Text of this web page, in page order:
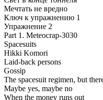
Мечтать не вредно
Ключ к упражнению 1
Упражнение 2
Part 1. Meteocrap-3030
Spacesuits
Hikki Komori
Laid-back persons
Gossip
The spacesuit regimen, but
Maybe yes, maybe no
When the money runs out